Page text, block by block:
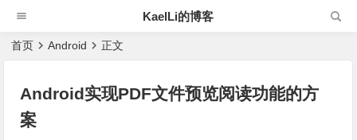
KaelLi的博客
首页 Android 正文
Android实现PDF文件预览阅读功能的方
案